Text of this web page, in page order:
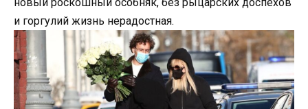
и горгулий жизнь нерадостная.